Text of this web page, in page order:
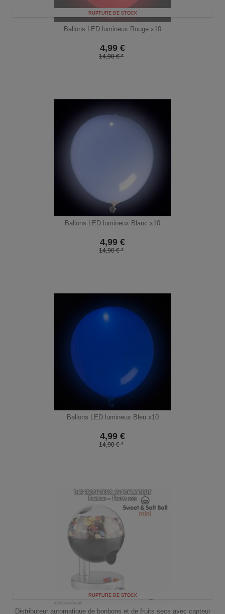
RUPTURE DE STOCK
Ballons LED lumineux Rouge x10
4,99 €
14,90 € *
Ballons LED lumineux Blanc x10
4,99 €
14,90 € *
Ballons LED lumineux Bleu x10
4,99 €
14,90 € *
RUPTURE DE STOCK
Distributeur automatique de bonbons et de fruits secs avec capteur